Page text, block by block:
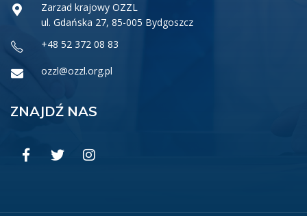
Zarzad krajowy OZZL
ul. Gdańska 27, 85-005 Bydgoszcz
+48 52 372 08 83
ozzl@ozzl.org.pl
ZNAJDŹ NAS